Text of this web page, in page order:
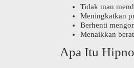
Tidak mau
Meningkatkan
Berhenti
Menaikkan
Apa Itu